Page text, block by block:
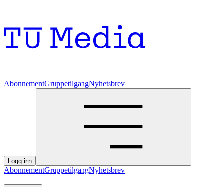
AbonnementGruppetilgangNyhetsbrev
Logg inn
AbonnementGruppetilgangNyhetsbrev